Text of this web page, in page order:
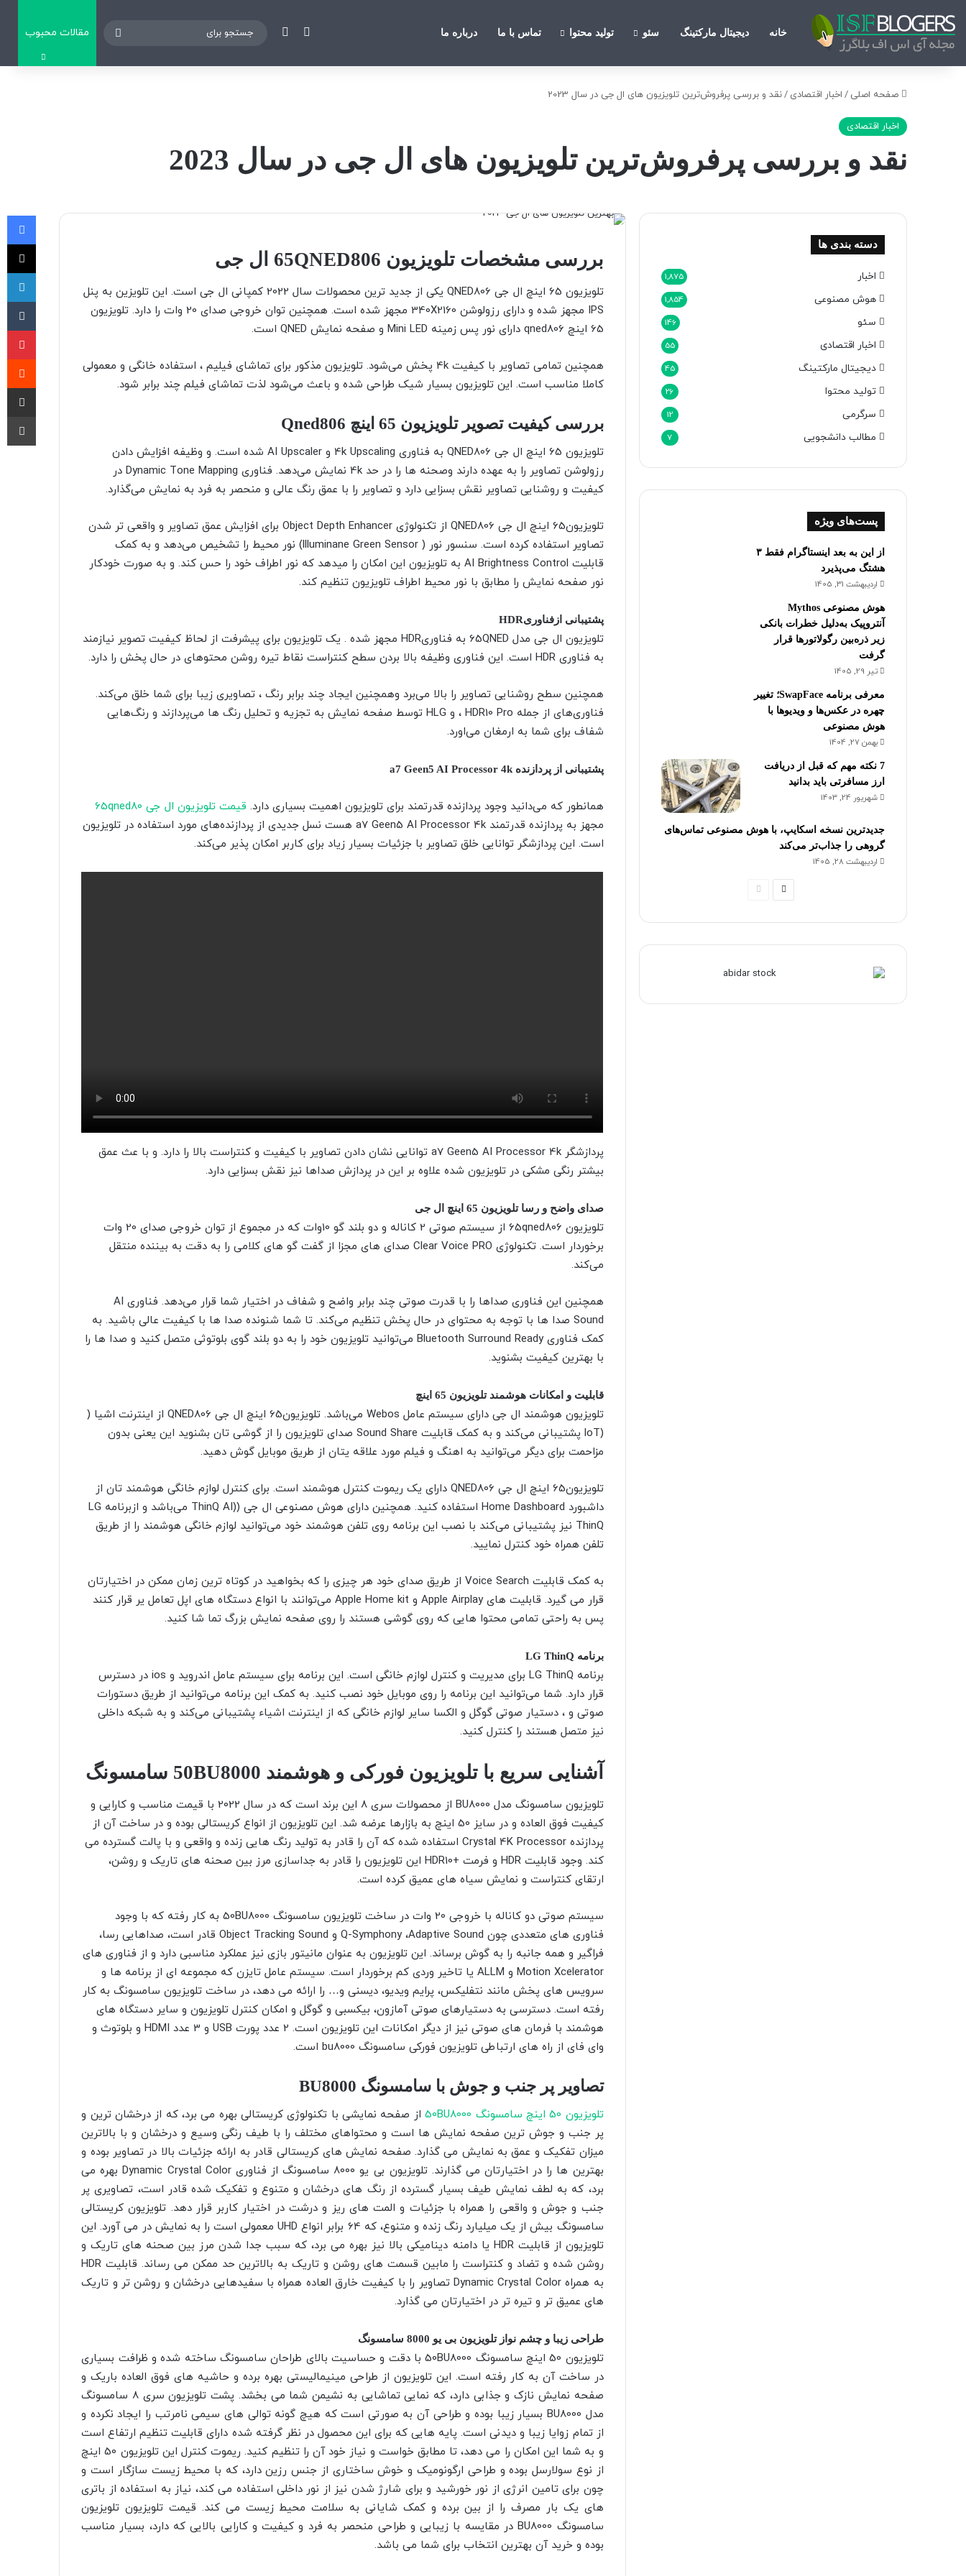
خانه دیجیتال مارکتینگ سئو تولید محتوا تماس با ما درباره ما نوارکناریتغییر پوسته جستجومقالات محبوب
صفحه اصلی / اخبار اقتصادی /نقد و بررسی پرفروش‌ترین تلویزیون های ال جی در سال 2023
اخبار اقتصادی
نقد و بررسی پرفروش‌ترین تلویزیون های ال جی در سال 2023
بررسی مشخصات تلویزیون 65QNED806 ال جی
تلویزیون 65 اینچ ال جی QNED806 یکی از جدید ترین محصولات سال 2022 کمپانی ال جی است. این تلویزین به پنل
IPS مجهز شده و دارای رزولوشن 340X2160 مجهز شده است. همچنین توان خروجی صدای 20 وات را دارد. تلویزیون
65 اینچ qned806 دارای نور پس زمینه Mini LED و صفحه نمایش QNED است.
همچنین تمامی تصاویر با کیفیت 4k پخش می‌شود. تلویزیون مذکور برای تماشای فیلیم ، استفاده خانگی و معمولی
کاملا مناسب است. این تلویزیون بسیار شیک طراحی شده و باعث می‌شود لذت تماشای فیلم چند برابر شود.
بررسی کیفیت تصویر تلویزیون 65 اینچ Qned806
تلویزیون 65 اینچ ال جی QNED806 به فناوری 4k Upscaling و AI Upscaler شده است. و وظیفه افزایش دادن
رزولوشن تصاویر را به عهده دارند وصحنه‌ ها را در حد 4k نمایش می‌دهد. فناوری Dynamic Tone Mapping در
کیفیت و روشنایی تصاویر نقش بسزایی دارد و تصاویر را با عمق رنگ عالی و منحصر به فرد به نمایش می‌گذارد.
تلویزیون65 اینچ ال جی QNED806 از تکنولوژی Object Depth Enhancer برای افزایش عمق تصاویر و واقعی تر شدن
تصاویر استفاده کرده است. سنسور نور ( llluminane Green Sensor) نور محیط را تشخیص می‌دهد و به کمک
قابلیت AI Brightness Control به تلویزیون این امکان را میدهد که نور اطراف خود را حس کند. و به صورت خودکار
نور صفحه نمایش را مطابق با نور محیط اطراف تلویزیون تنظیم کند.
پشتیبانی ازفناوریHDR
تلویزیون ال جی مدل 65QNED به فناوریHDR مجهز شده . یک تلویزیون برای پیشرفت از لحاظ کیفیت تصویر نیازمند
به فناوری HDR ‌است. این فناوری وظیفه بالا بردن سطح کنتراست نقاط تیره روشن محتوهای در حال پخش را دارد.
همچنین سطح روشنایی تصاویر را بالا می‌برد وهمچنین ایجاد چند برابر رنگ ، تصاویری زیبا برای شما خلق می‌کند.
فناوری‌های از جمله HDR10 Pro ، و HLG توسط صفحه نمایش به تجزیه و تحلیل رنگ ها می‌پردازند و رنگ‌هایی
شفاف برای شما به ارمغان می‌اورد.
پشتیبانی از پردازنده a7 Geen5 AI Processor 4k
همانطور که می‌دانید وجود پردازنده قدرتمند برای تلویزیون اهمیت بسیاری دارد. قیمت تلویزیون ال جی 65qned80
مجهز به پردازنده قدرتمند a7 Geen5 AI Processor 4k هست نسل جدیدی از پردازنده‌های مورد استفاده در تلویزیون
است. این پردازشگر توانایی خلق تصاویر با جزئیات بسیار زیاد برای کاربر امکان پذیر می‌کند.
پردازشگر a7 Geen5 AI Processor 4k توانایی نشان دادن تصاویر با کیفیت و کنتراست بالا را دارد. و با عث عمق
بیشتر رنگی مشکی در تلویزیون شده علاوه بر این در پردازش صداها نیز نقش بسزایی دارد.
صدای واضح و رسا تلویزیون 65 اینچ ال جی
تلویزیون 65qned806 از سیستم صوتی 2 کاناله و دو بلند گو 10وات که در مجموع از توان خروجی صدای 20 وات
برخوردار است. تکنولوژی Clear Voice PRO صدای های مجزا از گفت گو های کلامی را به دقت به بیننده منتقل
می‌کند.
همچنین این فناوری صداها را با قدرت صوتی چند برابر واضح و شفاف در اختیار شما قرار می‌دهد. فناوری AI
Sound صدا ها با توجه به محتوای در حال پخش تنظیم می‌کند. تا شما شنونده صدا ها با کیفیت عالی باشید. به
کمک فناوری Bluetooth Surround Ready می‌توانید تلویزیون خود را به دو بلند گوی بلوتوثی متصل کنید و صدا ها را
با بهترین کیفیت بشنوید.
قابلیت و امکانات هوشمند تلویزیون 65 اینچ
تلویزیون هوشمند ال جی دارای سیستم عامل Webos می‌باشد. تلویزیون65 اینچ ال جی QNED806 از اینترنت اشیا (
(loT پشتیبانی می‌کند و به کمک قابلیت Sound Share صدای تلویزیون را از گوشی تان بشنوید این یعنی بدون
مزاحمت برای دیگر می‌توانید به اهنگ و فیلم مورد علاقه یتان از طریق موبایل گوش دهید.
تلویزیون65 اینچ ال جی QNED806 دارای یک ریموت کنترل هوشمند است. برای کنترل لوازم خانگی هوشمند تان از
داشبورد Home Dashboard استفاده کنید. همچنین دارای هوش مصنوعی ال جی ((ThinQ AI می‌باشد و ازبرنامه LG
ThinQ نیز پشتیبانی می‌کند با نصب این برنامه روی تلفن هوشمند خود می‌توانید لوازم خانگی هوشمند را از طریق
تلفن همراه خود کنترل نمایید.
به کمک قابلیت Voice Search از طریق صدای خود هر چیزی را که بخواهید در کوتاه ترین زمان ممکن در اختیارتان
قرار می گیرد. قابلیت های Apple Airplay و Apple Home kit می‌توانند با انواع دستگاه های اپل تعامل یر قرار کنند
پس به راحتی تمامی محتوا هایی که روی گوشی هستند را روی صفحه نمایش بزرگ تما شا کنید.
برنامه LG ThinQ
برنامه LG ThinQ برای مدیریت و کنترل لوازم خانگی است. این برنامه برای سیستم عامل اندروید و ios در دسترس
قرار دارد. شما می‌توانید این برنامه را روی موبایل خود نصب کنید. به کمک این برنامه می‌توانید از طریق دستورات
صوتی و ، دستیار صوتی گوگل و الکسا سایر لوازم خانگی که از اینترنت اشیاء پشتیبانی می‌کند و به شبکه داخلی
نیز متصل هستند را کنترل کنید.
آشنایی سریع با تلویزیون فورکی و هوشمند 50BU8000 سامسونگ
تلویزیون سامسونگ مدل BU8000 از محصولات سری 8 این برند است که در سال 2022 با قیمت مناسب و کارایی و
کیفیت فوق العاده و در سایز 50 اینچ به بازارها عرضه شد. این تلویزیون از انواع کریستالی بوده و در ساخت آن از
پردازنده Crystal 4K Processor استفاده شده که آن را قادر به تولید رنگ هایی زنده و واقعی و با پالت گسترده می
کند. وجود قابلیت HDR و فرمت +HDR10 این تلویزیون را قادر به جداسازی مرز بین صحنه های تاریک و روشن،
ارتقای کنتراست و نمایش سیاه های عمیق کرده است.
سیستم صوتی دو کاناله با خروجی 20 وات در ساخت تلویزیون سامسونگ 50BU8000 به کار رفته که با وجود
فناوری های متعددی چون Q-Symphony ،Adaptive Sound و Object Tracking Sound قادر است، صداهایی رسا،
فراگیر و همه جانبه را به گوش برساند. این تلویزیون به عنوان مانیتور بازی نیز عملکرد مناسبی دارد و از فناوری های
Motion Xcelerator و ALLM یا تاخیر وردی کم برخوردار است. سیستم عامل تایزن که مجموعه ای از برنامه ها و
سرویس های پخش مانند نتفلیکس، پرایم ویدیو، دیسنی و… را ارائه می دهد، در ساخت تلویزیون سامسونگ به کار
رفته است. دسترسی به دستیارهای صوتی آمازون، بیکسبی و گوگل و امکان کنترل تلویزیون و سایر دستگاه های
هوشمند با فرمان های صوتی نیز از دیگر امکانات این تلویزیون است. 2 عدد پورت USB و 3 عدد HDMI و بلوتوث و
وای فای از راه های ارتباطی تلویزیون فورکی سامسونگ bu8000 است.
تصاویر پر جنب و جوش با سامسونگ BU8000
تلویزیون 50 اینچ سامسونگ 50BU8000
از صفحه نمایشی با تکنولوژی کریستالی بهره می برد، که از درخشان ترین و
پر جنب و جوش ترین صفحه نمایش ها است و محتواهای مختلف را با طیف رنگی وسیع و درخشان و با بالاترین
میزان تفکیک و عمق به نمایش می گذارد. صفحه نمایش های کریستالی قادر به ارائه جزئیات بالا در تصاویر بوده و
بهترین ها را در اختیارتان می گذارند. تلویزیون بی یو 8000 سامسونگ از فناوری Dynamic Crystal Color بهره می
برد، که به لطف نمایش طیف بسیار گسترده از رنگ های درخشان و متنوع و تفکیک شده قادر است، تصاویری پر
جنب و جوش و واقعی را همراه با جزئیات و المت های ریز و درشت در اختیار کاربر قرار دهد. تلویزیون کریستالی
سامسونگ بیش از یک میلیارد رنگ زنده و متنوع، که 64 برابر انواع UHD معمولی است را به نمایش در می آورد. این
تلویزیون از قابلیت HDR یا دامنه دینامیکی بالا نیز بهره می برد، که سبب جدا شدن مرز بین صحنه های تاریک و
روشن شده و تضاد و کنتراست را مابین قسمت های روشن و تاریک به بالاترین حد ممکن می رساند. قابلیت HDR
به همراه Dynamic Crystal Color تصاویر را با کیفیت خارق العاده همراه با سفیدهایی درخشان و روشن تر و تاریک
های عمیق تر و تیره تر در اختیارتان می گذارد.
طراحی زیبا و چشم نواز تلویزیون بی یو 8000 سامسونگ
تلویزیون 50 اینچ سامسونگ 50BU8000 با دقت و حساسیت بالای طراحان سامسونگ ساخته شده و ظرافت بسیاری
در ساخت آن به کار رفته است. این تلویزیون از طراحی مینیمالیستی بهره برده و حاشیه های فوق العاده باریک و
صفحه نمایش نازک و جذابی دارد، که نمایی تماشایی به نشیمن شما می بخشد. پشت تلویزیون سری 8 سامسونگ
مدل BU8000 بسیار زیبا بوده و طراحی آن به صورتی است که هیچ گونه توالی های سیمی نامرتب را ایجاد نکرده و
از تمام زوایا زیبا و دیدنی است. پایه هایی که برای این محصول در نظر گرفته شده دارای قابلیت تنظیم ارتفاع است
و به شما این امکان را می دهد، تا مطابق خواست و نیاز خود آن را تنظیم کنید. ریموت کنترل این تلویزیون 50 اینچ
از نوع سولارسل بوده و طراحی ارگونومیک و خوش ساختاری از جنس رزین دارد، که با محیط زیست سازگار است و
چون برای تامین انرژی از نور خورشید و برای شارژ شدن نیز از نور داخلی استفاده می کند، نیاز به استفاده از باتری
های یک بار مصرف را از بین برده و کمک شایانی به سلامت محیط زیست می کند. قیمت تلویزیون تلویزیون
سامسونگ BU8000 در مقایسه با زیبایی و طراحی منحصر به فرد و کیفیت و کارایی بالایی که دارد، بسیار مناسب
بوده و خرید آن بهترین انتخاب برای شما می باشد.
دسته بندی ها
اخبار 1,875
هوش مصنوعی 1,854
سئو 146
اخبار اقتصادی 55
دیجیتال مارکتینگ 45
تولید محتوا 26
سرگرمی 12
مطالب دانشجویی 7
پست‌های ویژه
از این به بعد اینستاگرام فقط ۳
هشتگ می‌پذیرد
اردیبهشت 31, 1405
هوش مصنوعی Mythos
آنتروپیک به‌دلیل خطرات بانکی
زیر ذره‌بین رگولاتورها قرار
گرفت
تیر 29, 1405
معرفی برنامه SwapFace؛ تغییر
چهره در عکس‌ها و ویدیوها با
هوش مصنوعی
بهمن 27, 1404
7 نکته مهم که قبل از دریافت
ارز مسافرتی باید بدانید
شهریور 24, 1403
جدیدترین نسخه اسکایپ، با هوش مصنوعی تماس‌های
گروهی را جذاب‌تر می‌کند
اردیبهشت 28, 1405
صفحه
X
اشتراک